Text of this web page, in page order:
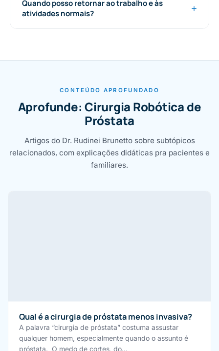
Quando posso retornar ao trabalho e às
atividades normais?
CONTEÚDO APROFUNDADO
Aprofunde: Cirurgia Robótica de
Próstata
Artigos do Dr. Rudinei Brunetto sobre subtópicos
relacionados, com explicações didáticas pra pacientes e
familiares.
Qual é a cirurgia de próstata menos invasiva?
A palavra “cirurgia de próstata” costuma assustar
qualquer homem, especialmente quando o assunto é
próstata. O medo de cortes, do…